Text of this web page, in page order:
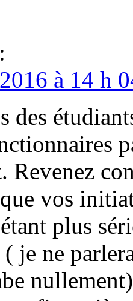
à 14 h
des
Revenez
vos
plus
je ne